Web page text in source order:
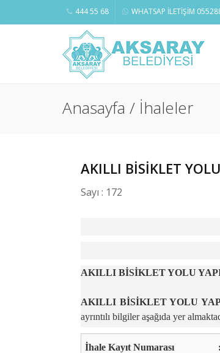
444 55 68 WHATSAP İLETİŞİM
Anasayfa / İhaleler
AKILLI BİSİKLET
Sayı : 172
AKILLI BİSİKLET YOLU
AKILLI BİSİKLET YOLU
ayrıntılı bilgiler aşağıda yer
İhale Kayıt Numarası :